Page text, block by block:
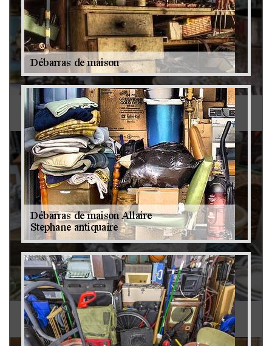
Antiquaire 79
Brocanteur 79